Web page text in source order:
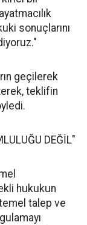
sonuçlarını
geçilerek
teklifin
DEĞİL"
hukukun
talep ve